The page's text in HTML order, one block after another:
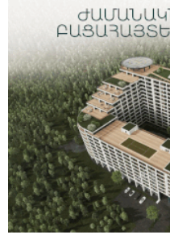
9:03:32 6-08-2026
«Եթե չկա
ապա չի
ինքնիշխանություն.
է գործազրկության և
8:32:22 6-08-2026
Գնաճային
խնդիրների
մարտահրավերների
8:01:25 6-08-2026